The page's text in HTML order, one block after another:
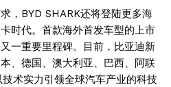
，BYD SHARK还将登陆更多海
时代。首款海外首发车型的上市
一重要里程碑。目前，比亚迪新
、德国、澳大利亚、巴西、阿联
术实力引领全球汽车产业的科技